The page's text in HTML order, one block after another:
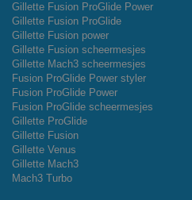
Gillette Fusion ProGlide Power
Gillette Fusion ProGlide
Gillette Fusion power
Gillette Fusion scheermesjes
Gillette Mach3 scheermesjes
Fusion ProGlide Power styler
Fusion ProGlide Power
Fusion ProGlide scheermesjes
Gillette ProGlide
Gillette Fusion
Gillette Venus
Gillette Mach3
Mach3 Turbo